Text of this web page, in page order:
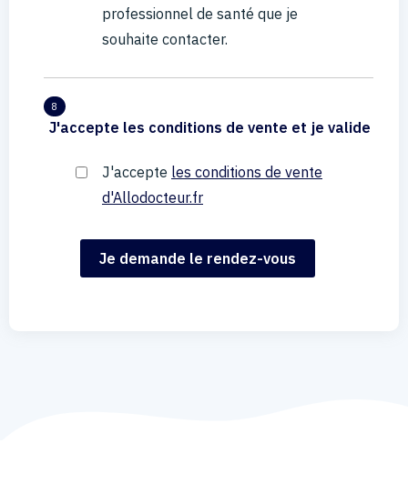
professionnel de santé que je
souhaite contacter.
8
J'accepte les conditions de vente et je valide
J'accepte les conditions de vente
d'Allodocteur.fr